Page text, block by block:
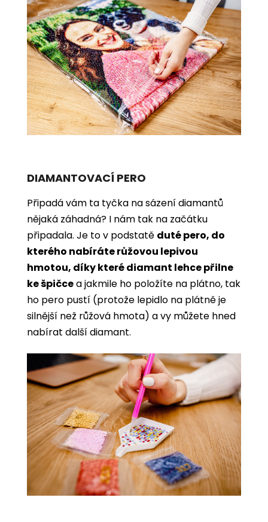
DIAMANTOVACÍ PERO
Připadá vám ta tyčka na sázení diamantů
nějaká záhadná? I nám tak na začátku
připadala. Je to v podstatě duté pero, do
kterého nabíráte růžovou lepivou
hmotou, díky které diamant lehce přilne
ke špičcea jakmile ho položíte na plátno, tak
ho pero pustí (protože lepidlo na plátně je
silnější než růžová hmota) a vy můžete hned
nabírat další diamant.